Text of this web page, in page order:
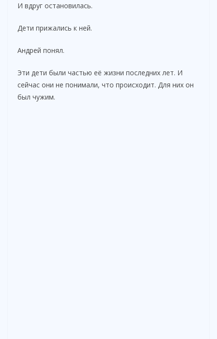
И вдруг остановилась.
Дети прижались к ней.
Андрей понял.
Эти дети были частью её жизни последних лет. И
сейчас они не понимали, что происходит. Для них он
был чужим.